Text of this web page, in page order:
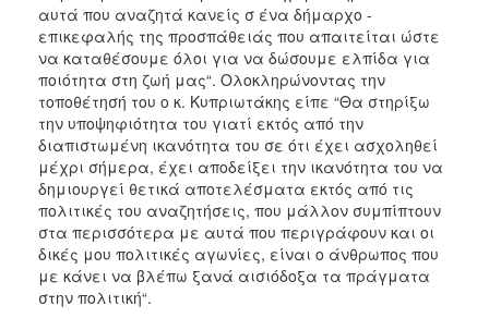
αυτά που αναζητά κανείς σ ένα δήμαρχο -
επικεφαλής της προσπάθειάς που απαιτείται ώστε
να καταθέσουμε όλοι για να δώσουμε ελπίδα για
ποιότητα στη ζωή μας“. Ολοκληρώνοντας την
τοποθέτησή του ο κ. Κυπριωτάκης είπε “Θα στηρίξω
την υποψηφιότητα του γιατί εκτός από την
διαπιστωμένη ικανότητα του σε ότι έχει ασχοληθεί
μέχρι σήμερα, έχει αποδείξει την ικανότητα του να
δημιουργεί θετικά αποτελέσματα εκτός από τις
πολιτικές του αναζητήσεις, που μάλλον συμπίπτουν
στα περισσότερα με αυτά που περιγράφουν και οι
δικές μου πολιτικές αγωνίες, είναι ο άνθρωπος που
με κάνει να βλέπω ξανά αισιόδοξα τα πράγματα
στην πολιτική“.